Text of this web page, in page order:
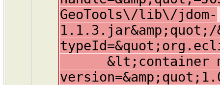
GeoTools\/lib\/jdom-
1.1.3.jar&amp;quot;/
&lt;container